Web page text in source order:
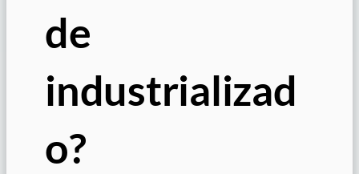
de
industrializad
o?